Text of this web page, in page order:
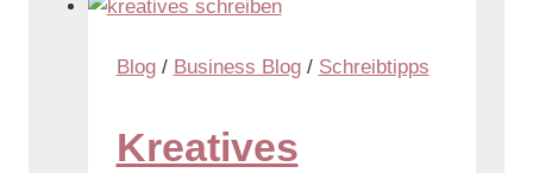
Blog/ Business Blog/ Schreibtipps
Kreatives